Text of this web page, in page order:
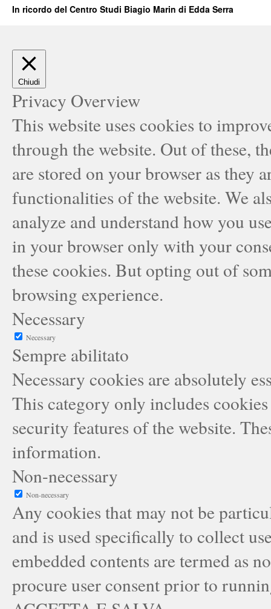
In ricordo del Centro Studi Biagio Marin di Edda Serra
Chiudi
Privacy Overview
This website uses cookies to
through the website. Out of these,
are stored on your browser as they
functionalities of the website. We
analyze and understand how you
in your browser only with your
these cookies. But opting out of
browsing experience.
Necessary
Necessary
Sempre abilitato
Necessary cookies are absolutely
This category only includes
security features of the website.
information.
Non-necessary
Non-necessary
Any cookies that may not be
and is used specifically to collect
embedded contents are termed as
procure user consent prior to